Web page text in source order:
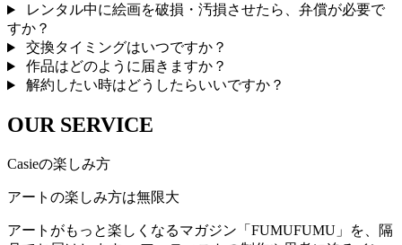
レンタル中に絵画を破損・汚損させたら、弁償が必要で
すか？
交換タイミングはいつですか？
作品はどのように届きますか？
解約したい時はどうしたらいいですか？
OUR SERVICE
Casieの楽しみ方
アートの楽しみ方は無限大
アートがもっと楽しくなるマガジン「FUMUFUMU」を、隔